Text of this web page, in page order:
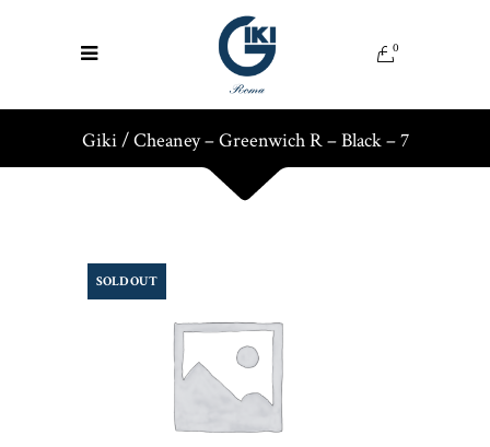
0
Giki/Cheaney – Greenwich R – Black – 7
SOLD OUT